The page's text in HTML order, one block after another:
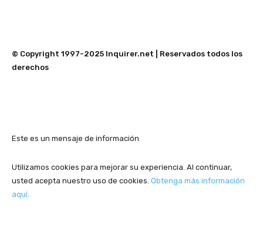
© Copyright 1997-2025 Inquirer.net | Reservados todos los
derechos
Este es un mensaje de información
Utilizamos cookies para mejorar su experiencia. Al continuar,
usted acepta nuestro uso de cookies. Obtenga más información
aquí.